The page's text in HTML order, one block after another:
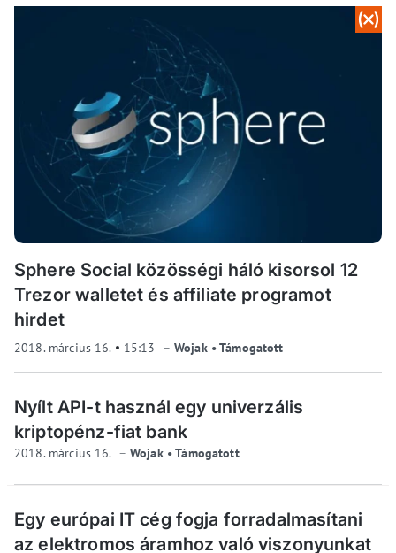
Sphere Social közösségi háló kisorsol 12
Trezor walletet és affiliate programot
hirdet
2018. március 16. 15:13 Wojak • Támogatott
Nyílt API-t használ egy univerzális
kriptopénz-fiat bank
2018. március 16. Wojak • Támogatott
Egy európai IT cég fogja forradalmasítani
az elektromos áramhoz való viszonyunkat